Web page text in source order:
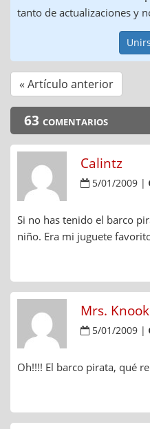
tanto de actualizaciones y
« Artículo anterior
63 comentarios
Calintz
5/01/2009 |
Si no has tenido el barco
niño. Era mi juguete
Mrs. Knook
5/01/2009 |
Oh!!!! El barco pirata, qué